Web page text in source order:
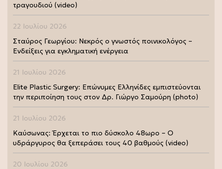
τραγουδιού (video)
22 Ιουλίου 2026
Σταύρος Γεωργίου: Νεκρός ο γνωστός ποινικολόγος –
Ενδείξεις για εγκληματική ενέργεια
21 Ιουλίου 2026
Elite Plastic Surgery: Επώνυμες Ελληνίδες εμπιστεύονται
την περιποίηση τους στον Δρ. Γιώργο Σαμούρη (photo)
21 Ιουλίου 2026
Καύσωνας: Έρχεται το πιο δύσκολο 48ωρο – Ο
υδράργυρος θα ξεπεράσει τους 40 βαθμούς (video)
20 Ιουλίου 2026